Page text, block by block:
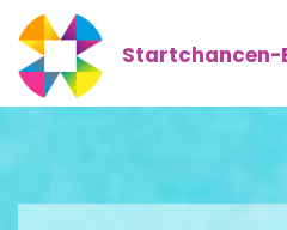
Zum
Inhalt
springen
Startchancen-